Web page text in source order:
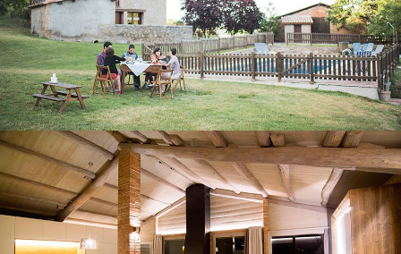
PORCHE - SALLE POLYVALENTE